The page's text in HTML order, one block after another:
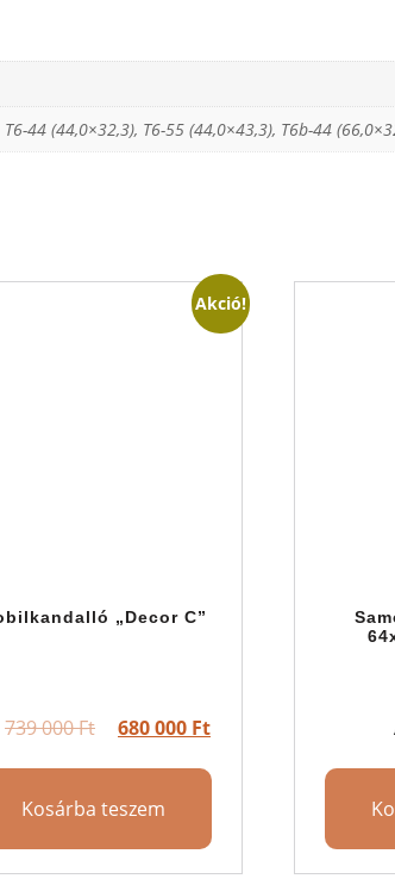
44 (44,0×32,3), T6-55 (44,0×43,3), T6b-44
Akció!
„Decor C”
739 000Ft 680 000 Ft
Kosárba teszem